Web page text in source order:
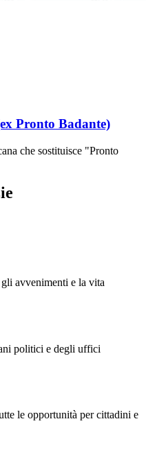
Pronto Badante)
che sostituisce "Pronto
avvenimenti e la vita
politici e degli uffici
le opportunità per cittadini e